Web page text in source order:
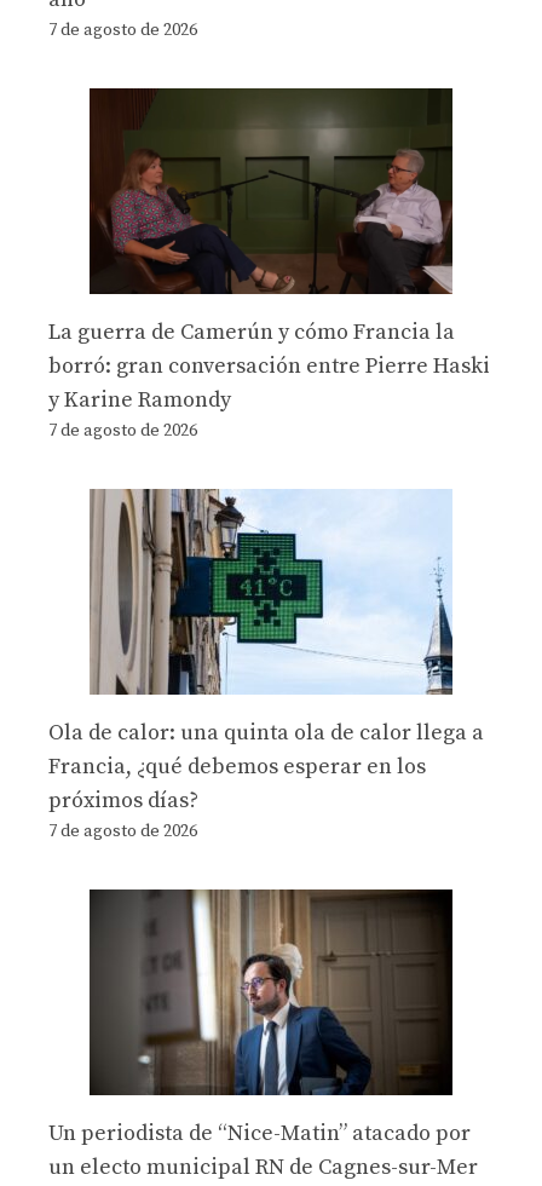
7 de agosto de 2026
La guerra de Camerún y cómo Francia la
borró: gran conversación entre Pierre Haski
y Karine Ramondy
7 de agosto de 2026
Ola de calor: una quinta ola de calor llega a
Francia, ¿qué debemos esperar en los
próximos días?
7 de agosto de 2026
Un periodista de “Nice-Matin” atacado por
un electo municipal RN de Cagnes-sur-Mer